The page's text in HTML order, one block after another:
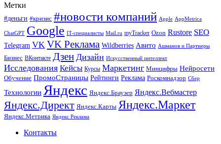
Метки
#деньги #кризис #новости компаний Apple AppMetrica
ChatGPT Google IT-специалисты Mail.ru myTracker Ozon Rustore SEO
Telegram VK VK Реклама Wildberries Авито Ашманов и Партнеры
Бизнес ВКонтакте Дзен Дизайн Искусственный интеллект
Исследования Кейсы Курсы Маркетинг Минцифры Нейросети
Обучение ПромоСтраницы Рейтинги Реклама Роскомнадзор Сбер
Технологии Яндекс Яндекс.Браузер Яндекс.Вебмастер
Яндекс.Директ Яндекс.Карты Яндекс.Маркет
Яндекс.Метрика Яндекс Реклама
Контакты